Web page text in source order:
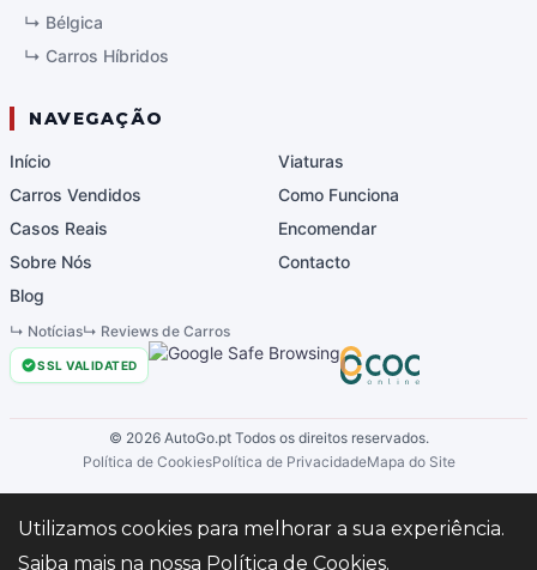
Utilizamos cookies para melhorar a sua experiência.
Saiba mais na nossa Política de Cookies.
↳ Bélgica
↳ Carros Híbridos
NAVEGAÇÃO
Início
Viaturas
Carros Vendidos
Como Funciona
Casos Reais
Encomendar
Sobre Nós
Contacto
Blog
↳ Notícias↳ Reviews de Carros
SSL VALIDATED
© 2026AutoGo.pt Todos os direitos reservados.
Política de CookiesPolítica de PrivacidadeMapa do Site